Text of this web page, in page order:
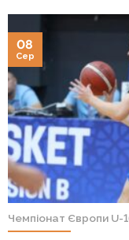
Чемпіонат Європи U-
08
Сер